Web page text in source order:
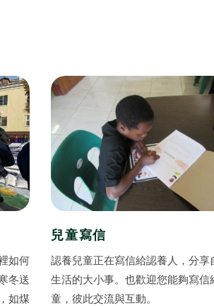
如何
冬送
如煤
兒童寫信
認養兒童正在寫信給認養人，分享
生活的大小事。也歡迎您能夠寫信
童，彼此交流與互動。